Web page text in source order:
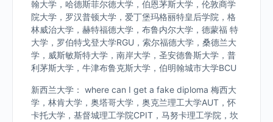
翰大学，哈德斯菲尔德大学，伯恩茅斯大学，伦敦商学
院大学，罗汉普顿大学，爱丁堡玛格丽特皇后学院，格
林威治大学，赫特福德大学，布鲁内尔大学，德蒙福 特
大学，罗伯特戈登大学RGU，索尔福德大学，桑德兰大
学，威斯敏斯特大学，南岸大学，圣安德鲁斯大学，普
利茅斯大学，牛津布鲁克斯大学，伯明翰城市大学BCU
新西兰大学： where can I get a fake diploma 梅西大
学，林肯大学，奥塔哥大学，奥克兰理工大学AUT，怀
卡托大学，基督城理工学院CPIT，马努卡理工学院，坎